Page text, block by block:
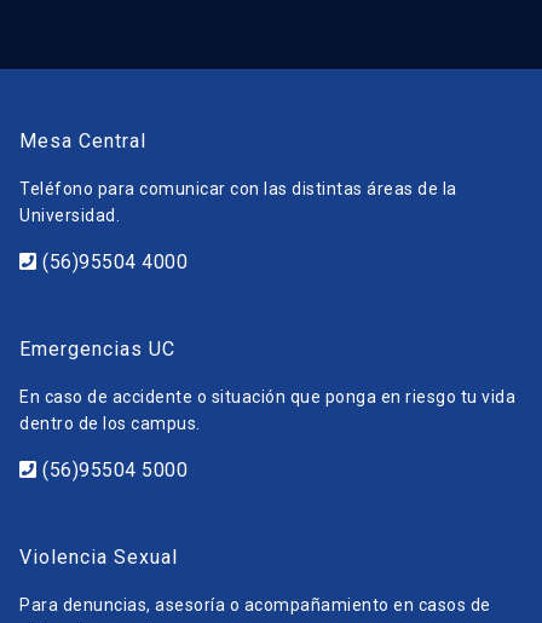
Mesa Central
Teléfono para comunicar con las distintas áreas de la
Universidad.
(56)95504 4000
Emergencias UC
En caso de accidente o situación que ponga en riesgo tu vida
dentro de los campus.
(56)95504 5000
Violencia Sexual
Para denuncias, asesoría o acompañamiento en casos de